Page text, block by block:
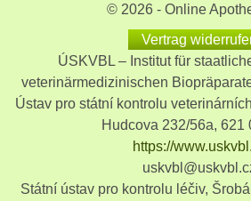
© 2026 - Online
Vertrag
ÚSKVBL – Institut für
veterinärmedizinischen
Ústav pro státní kontrolu
Hudcova 232/56a, 621
https://
Státní ústav pro kontrolu léčiv,